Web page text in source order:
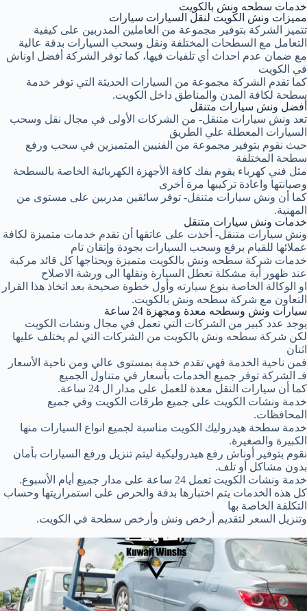
خدمات سطحه ونش بالكويت
مميزات ونش الكويت لنقل السيارات سيارات
تتميز الشركة بتوفير مجموعة من العاملين المدربين على كيفية
التعامل مع السطحات المختلفة ونقل وسحب السيارات بدقة عالية
مع ضمان عدم احداث أي تلفيات فيها، كما توفر الشركة أفضل اوناش
في الكويت
كما تقدم الشركة مجموعة من السيارات الحديثة التي توفر خدمة
سطحة لكافة المدن والمناطق داخل الكويت.
أفضل ونش سيارات متنقل
تعد ونش سيارات متنقل- من الشركات الأولى في مجال نقل وسحب
السيارات المعطلة علي الطريق
حيث نقوم بتوفير مجموعة من الفنيين المتميزين في سحب ورفع
سطحة المختلفة
مثل فني كهرباء يقوم بفك كافة الأجهزة الكهربائية الخاصة بالسطحة
وصيانتها واعادة تركيبها مرة أخرى
كما أن ونش سيارات متنقل- توفر سائقين مدربين على مستوى من
المهنية.
خدمات ونش سيارات متنقل
ونش سيارات متنقل- أخذت على عاتقها أن تقدم خدمات متميزة لكافة
عملائها للقيام برفع وسحب السيارات بجودة وإتقان تام
خدمات شركة سطحه ونش بالكويت متميزة ويحتاجها كل قائد مركبة
عند ظهور أية مشكلة تعطل السيارة ونقلها الى ورشة الاصلاح
او الوكالة الخاصة بنوع سيارته وأول خطوة صحيحة بعد اتخاذ هذا القرار
التعاون مع شركة سطحه ونش بالكويت.
سيارات ونش وسطحه معدة ومجهزة 24 ساعة
يوجد عدد كبير من الشركات التي تعمل في مجال ونشات الكويت
لكن شركة سطحه ونش بالكويت من الشركات التي لم يختلف عليها
اثنان
فمن ناحية الخدمة فهي تقدم خدمة بمستوى عالي ومن ناحية الأسعار
فـ الشركة توفر جميع الخدمات بأسعار في متناول الجميع
كما أن سيارات النقل معدة للعمل على مدار ال 24 ساعة.
خدمة ونشات الكويت على جميع طرقات الكويت وفي جميع
المحافظات.
خدمة سطحة هيدروليك الكويت مناسبة لجميع انواع السيارات منها
الكبيرة والصغيرة.
نقوم بتوفير أوناش رفع هيدروليكية ليتم تنزيل ورفع السيارات بأمان
بدون مشاكل أو تلف.
خدمة ونشات الكويت تعمل 24 ساعة على مدار جميع أيام الأسبوع.
كل هذه الخدمات يتم اختبارها بدقة والحرص على استمراريتها وحساب
التكلفة الخاصة بها
وتنزيل السعر لتقديم أرخص ونش وأرخص سطحة في الكويت.